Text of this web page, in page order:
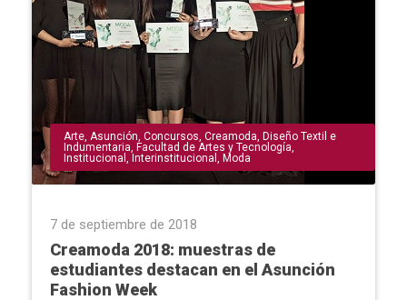
Arte, Asunción, Concursos, Creamoda, Diseño Textil e
Indumentaria, Facultad de Artes y Tecnología,
Institucional , Interinstitucional , Moda
7 de septiembre de 2018
Creamoda 2018: muestras de
estudiantes destacan en el Asunción
Fashion Week